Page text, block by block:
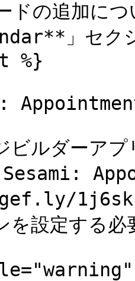
ドの追加に
」セク
ルダーアプ
[Sesami:
1j6skc)
を設定する必